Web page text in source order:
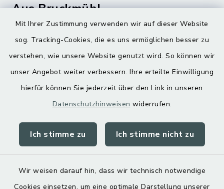
Mit Ihrer Zustimmung verwenden wir auf dieser Website
sog. Tracking-Cookies, die es uns ermöglichen besser zu
verstehen, wie unsere Website genutzt wird. So können wir
unser Angebot weiter verbessern. Ihre erteilte Einwilligung
hierfür können Sie jederzeit über den Link in unseren
Datenschutzhinweisen widerrufen.
Ich stimme zu Ich stimme nicht zu
Wir weisen darauf hin, dass wir technisch notwendige
Cookies einsetzen, um eine optimale Darstellung unserer
Aus Bruckmühl
Digitaler Ortsplan
Kontakt